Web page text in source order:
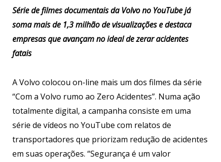
Série de filmes documentais da Volvo no YouTube já
soma mais de 1,3 milhão de visualizações e destaca
empresas que avançam no ideal de zerar acidentes
fatais
A Volvo colocou on-line mais um dos filmes da série
“Com a Volvo rumo ao Zero Acidentes”. Numa ação
totalmente digital, a campanha consiste em uma
série de vídeos no YouTube com relatos de
transportadores que priorizam redução de acidentes
em suas operações. “Segurança é um valor